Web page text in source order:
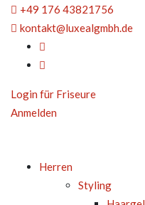
+49 176 43821756
kontakt@luxealgmbh.de
Login für Friseure
Anmelden
Herren
Styling